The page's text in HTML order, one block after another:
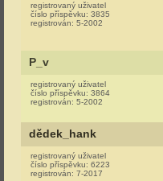
registrovaný uživatel
číslo příspěvku: 3835
registrován: 5-2002
P_v
registrovaný uživatel
číslo příspěvku: 3864
registrován: 5-2002
dědek_hank
registrovaný uživatel
číslo příspěvku: 6223
registrován: 7-2017